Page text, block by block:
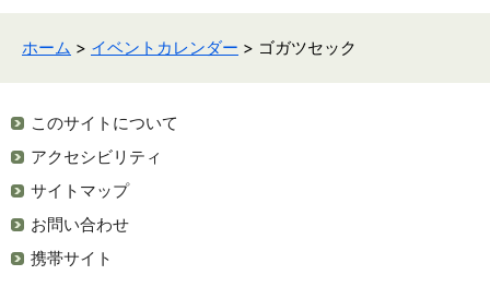
ホーム > イベントカレンダー > ゴガツセック
このサイトについて
アクセシビリティ
サイトマップ
お問い合わせ
携帯サイト